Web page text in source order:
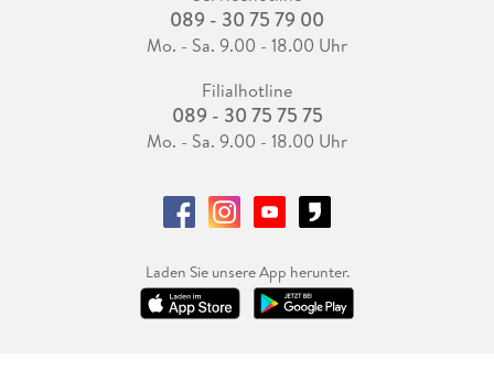
089 - 30 75 79 00
Mo. - Sa. 9.00 - 18.00 Uhr
Filialhotline
089 - 30 75 75 75
Mo. - Sa. 9.00 - 18.00 Uhr
Laden Sie unsere App herunter.